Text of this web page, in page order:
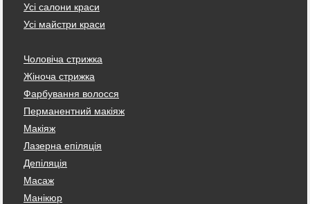
Усі салони краси
Усі майстри краси
Чоловіча стрижка
Жіноча стрижка
Фарбування волосся
Перманентний макіяж
Макіяж
Лазерна епіляція
Депіляція
Масаж
Манікюр